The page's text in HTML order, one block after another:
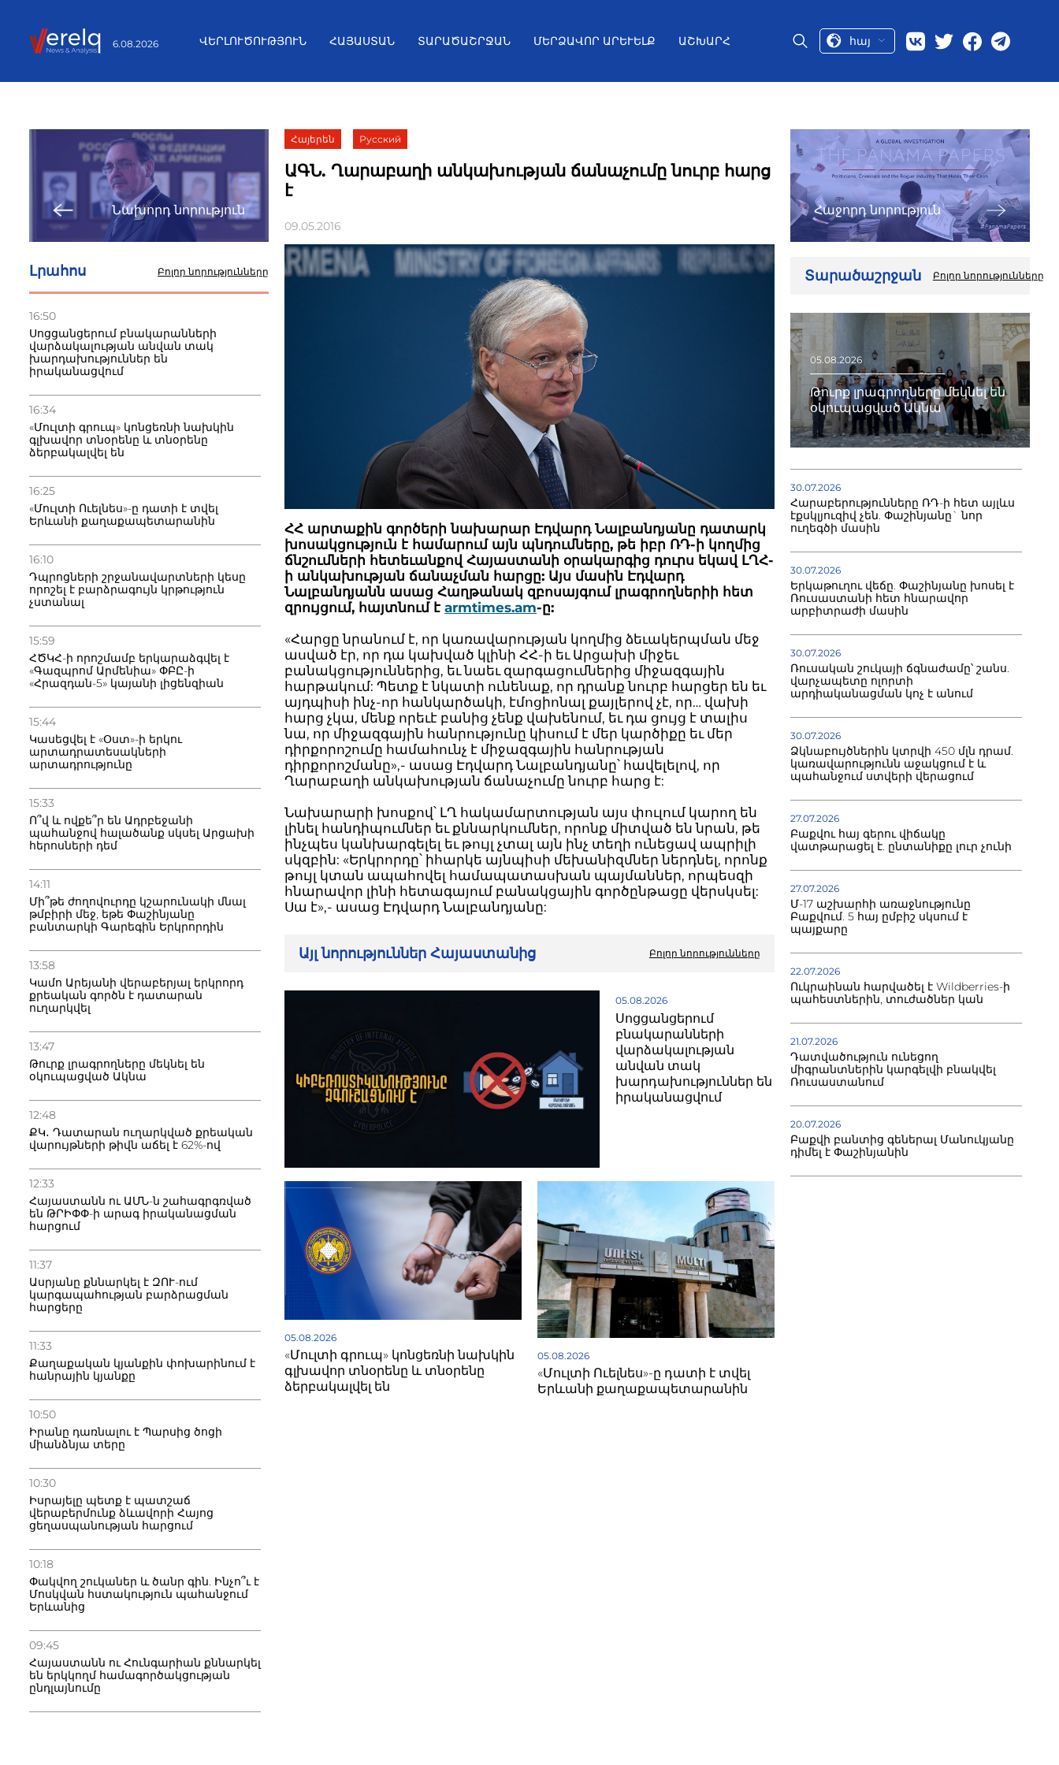
6.08.2026 ՎԵՐԼՈՒԾՈՒԹՅՈՒՆ ՀԱՅԱՍՏԱՆ ՏԱՐԱԾԱՇՐՋԱՆ ՄԵՐՁԱՎՈՐ ԱՐԵՒԵԼՔ ԱՇԽԱՐՀ հայ
Նախորդ նորություն
Լրահոս Բոլոր նորությունները
16:50
Սոցցանցերում բնակարանների
վարձակալության անվան տակ
խարդախություններ են
իրականացվում
16:34
«Մուլտի գրուպ» կոնցեռնի նախկին
գլխավոր տնօրենը և տնօրենը
ձերբակալվել են
16:25
«Մուլտի Ուելնես»-ը դատի է տվել
Երևանի քաղաքապետարանին
16:10
Դպրոցների շրջանավարտների կեսը
որոշել է բարձրագույն կրթություն
չստանալ
15:59
ՀԾԿՀ-ի որոշմամբ երկարաձգվել է
«Գազպրոմ Արմենիա» ՓԲԸ-ի
«Հրազդան-5» կայանի լիցենզիան
15:44
Կասեցվել է «Օստ»-ի երկու
արտադրատեսակների
արտադրությունը
15:33
Ո՞վ և ովքե՞ր են Ադրբեջանի
պահանջով հալածանք սկսել Արցախի
հերոսների դեմ
14:11
Մի՞թե ժողովուրդը կշարունակի մնալ
թմբիրի մեջ, եթե Փաշինյանը
բանտարկի Գարեգին Երկրորդին
13:58
Կամո Արեյանի վերաբերյալ երկրորդ
քրեական գործն է դատարան
ուղարկվել
13:47
Թուրք լրագրողները մեկնել են
օկուպացված Ակնա
12:48
ՔԿ․ Դատարան ուղարկված քրեական
վարույթների թիվն աճել է 62%-ով
12:33
Հայաստանն ու ԱՄՆ-ն շահագրգռված
են ԹՐԻՓՓ-ի արագ իրականացման
հարցում
11:37
Ասրյանը քննարկել է ԶՈՒ-ում
կարգապահության բարձրացման
հարցերը
11:33
Քաղաքական կյանքին փոխարինում է
հանրային կյանքը
10:50
Իրանը դառնալու է Պարսից ծոցի
միանձնյա տերը
10:30
Իսրայելը պետք է պատշաճ
վերաբերմունք ձևավորի Հայոց
ցեղասպանության հարցում
10:18
Փակվող շուկաներ և ծանր գին. Ինչո՞ւ է
Մոսկվան հստակություն պահանջում
Երևանից
09:45
Հայաստանն ու Հունգարիան քննարկել
են երկկողմ համագործակցության
ընդլայնումը
Հայերեն Русский
ԱԳՆ. Ղարաբաղի անկախության ճանաչումը նուրբ հարց
է
09.05.2016
ՀՀ արտաքին գործերի նախարար Էդվարդ Նալբանդյանը դատարկ
խոսակցություն է համարում այն պնդումները, թե իբր ՌԴ-ի կողմից
ճնշումների հետեւանքով Հայաստանի օրակարգից դուրս եկավ ԼՂՀ-
ի անկախության ճանաչման հարցը: Այս մասին Էդվարդ
Նալբանդյանն ասաց Հաղթանակ զբոսայգում լրագրողներիի հետ
զրույցում, հայտնում էarmtimes.am-ը:
«Հարցը նրանում է, որ կառավարության կողմից ձեւակերպման մեջ
ասված էր, որ դա կախված կլինի ՀՀ-ի եւ Արցախի միջեւ
բանակցություններից, եւ նաեւ զարգացումներից միջազգային
հարթակում: Պետք է նկատի ունենաք, որ դրանք նուրբ հարցեր են եւ
այդպիսի ինչ-որ հանկարծակի, էմոցիոնալ քայլերով չէ, որ… վախի
հարց չկա, մենք որեւէ բանից չենք վախենում, եւ դա ցույց է տալիս
նա, որ միջազգային հանրությունը կիսում է մեր կարծիքը եւ մեր
դիրքորոշումը համահունչ է միջազգային հանրության
դիրքորոշմանը»,- ասաց Էդվարդ Նալբանդյանը՝ հավելելով, որ
Ղարաբաղի անկախության ճանաչումը նուրբ հարց է:
Նախարարի խոսքով՝ ԼՂ հակամարտության այս փուլում կարող են
լինել հանդիպումներ եւ քննարկումներ, որոնք միտված են նրան, թե
ինչպես կանխարգելել եւ թույլ չտալ այն ինչ տեղի ունեցավ ապրիլի
սկզբին: «Երկրորդը՝ իհարկե այնպիսի մեխանիզմներ ներդնել, որոնք
թույլ կտան ապահովել համապատասխան պայմաններ, որպեսզի
հնարավոր լինի հետագայում բանակցային գործընթացը վերսկսել:
Սա է»,- ասաց Էդվարդ Նալբանդյանը:
Այլ նորություններ Հայաստանից Բոլոր նորությունները
05.08.2026
Սոցցանցերում
բնակարանների
վարձակալության
անվան տակ
խարդախություններ են
իրականացվում
05.08.2026
«Մուլտի գրուպ» կոնցեռնի նախկին
գլխավոր տնօրենը և տնօրենը
ձերբակալվել են
05.08.2026
«Մուլտի Ուելնես»-ը դատի է տվել
Երևանի քաղաքապետարանին
Հաջորդ նորություն
Տարածաշրջան Բոլոր նորությունները
05.08.2026
Թուրք լրագրողները մեկնել են
օկուպացված Ակնա
30.07.2026
Հարաբերությունները ՌԴ-ի հետ այլևս
էքսկլյուզիվ չեն. Փաշինյանը` նոր
ուղեգծի մասին
30.07.2026
Երկաթուղու վեճը. Փաշինյանը խոսել է
Ռուսաստանի հետ հնարավոր
արբիտրաժի մասին
30.07.2026
Ռուսական շուկայի ճգնաժամը՝ շանս.
վարչապետը ոլորտի
արդիականացման կոչ է անում
30.07.2026
Ձկնաբույծներին կտրվի 450 մլն դրամ.
կառավարությունն աջակցում է և
պահանջում ստվերի վերացում
27.07.2026
Բաքվու հայ գերու վիճակը
վատթարացել է. ընտանիքը լուր չունի
27.07.2026
Մ-17 աշխարհի առաջնությունը
Բաքվում. 5 հայ ըմբիշ սկսում է
պայքարը
22.07.2026
Ուկրաինան հարվածել է Wildberries-ի
պահեստներին, տուժածներ կան
21.07.2026
Դատվածություն ունեցող
միգրանտներին կարգելվի բնակվել
Ռուսաստանում
20.07.2026
Բաքվի բանտից գեներալ Մանուկյանը
դիմել է Փաշինյանին